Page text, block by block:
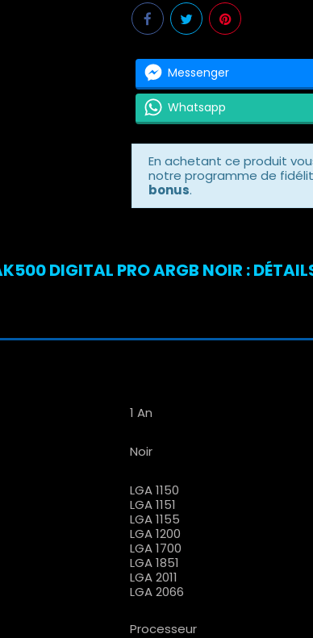
Messenger
Whatsapp
En achetant ce produit
notre programme de
bonus.
DIGITAL PRO ARGB NOIR :
1 An
Noir
LGA 1150
LGA 1151
LGA 1155
LGA 1200
LGA 1700
LGA 1851
LGA 2011
LGA 2066
Processeur